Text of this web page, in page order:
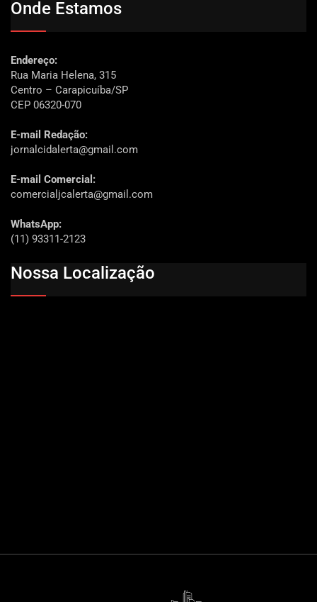
Onde Estamos
Endereço:
Rua Maria Helena, 315
Centro – Carapicuíba/SP
CEP 06320-070
E-mail Redação:
jornalcidalerta@gmail.com
E-mail Comercial:
comercialjcalerta@gmail.com
WhatsApp:
(11) 93311-2123
Nossa Localização